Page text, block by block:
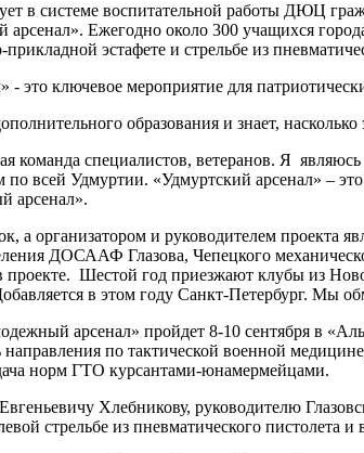
в системе воспитательной работы ДЮЦ
Ежегодно около 300 учащихся
эстафете и стрельбе из
- это ключевое мероприятие для
образования и знает,
команда специалистов, ветеранов. Я
всей Удмуртии. «Удмуртский арсенал» –
арсенал».
а организатором и руководителем проекта
ДОСААФ Глазова, Чепецкого
проекте. Шестой год приезжают клубы из
в этом году Санкт-Петербург. Мы
арсенал» пройдет 8-10 сентября в
по тактической военной
норм ГТО курсантами-юнамермейцами.
Хлебникову, руководителю
стрельбе из пневматического пистолета и